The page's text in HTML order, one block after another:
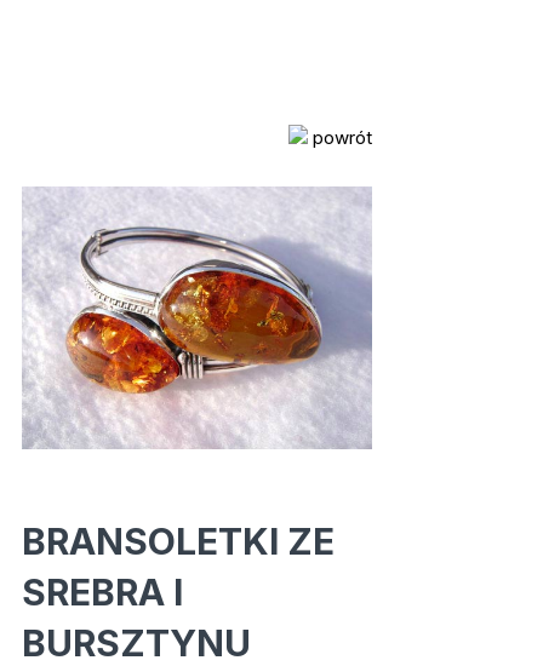
powrót
BRANSOLETKI ZE
SREBRA I
BURSZTYNU